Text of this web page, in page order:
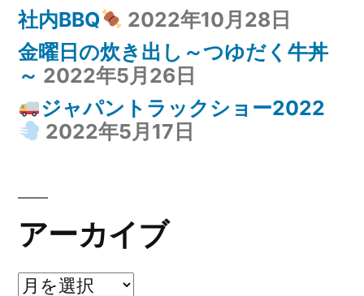
社内BBQ
2022年10月28日
金曜日の炊き出し～つゆだく牛丼
～ 2022年5月26日
ジャパントラックショー2022
2022年5月17日
アーカイブ
ア